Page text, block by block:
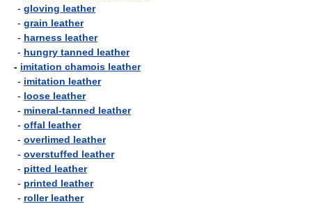
- gloving leather
- grain leather
- harness leather
- hungry tanned leather
- imitation chamois leather
- imitation leather
- loose leather
- mineral-tanned leather
- offal leather
- overlimed leather
- overstuffed leather
- pitted leather
- printed leather
- roller leather